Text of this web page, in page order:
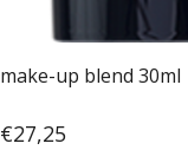
make-up blend 30ml
€27,25